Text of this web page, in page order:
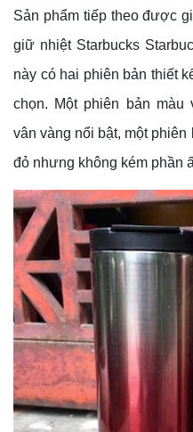
Sản phẩm tiếp theo được
giữ nhiệt Starbucks
này có hai phiên bản thiết
chọn. Một phiên bản
vân vàng nổi bật, một
đỏ nhưng không kém phần